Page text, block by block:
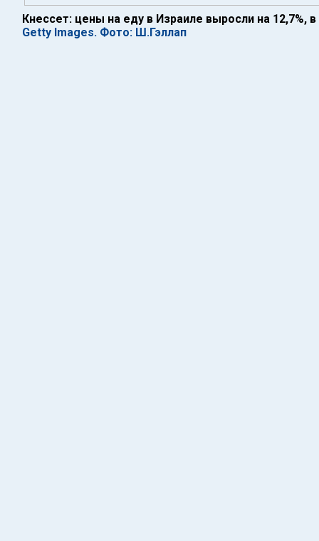
Кнессет: цены на еду в Израиле выросли на 12,7%, в
Getty Images. Фото: Ш.Гэллап